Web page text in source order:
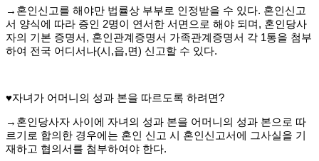
→혼인신고를 해야만 법률상 부부로 인정받을 수 있다. 혼인신고
서 양식에 따라 증인 2명이 연서한 서면으로 해야 되며, 혼인당사
자의 기본 증명서, 혼인관계증명서 가족관계증명서 각 1통을 첨부
하여 전국 어디서나(시,읍,면) 신고할 수 있다.
♥자녀가 어머니의 성과 본을 따르도록 하려면?
→혼인당사자 사이에 자녀의 성과 본을 어머니의 성과 본으로 따
르기로 합의한 경우에는 혼인 신고 시 혼인신고서에 그사실을 기
재하고 협의서를 첨부하여야 한다.